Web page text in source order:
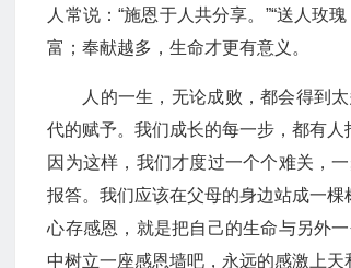
人常说：“施恩于人共分享。”“送人玫
富；奉献越多，生命才更有意义。
人的一生，无论成败，都会得到
代的赋予。我们成长的每一步，都有人
因为这样，我们才度过一个个难关，
报答。我们应该在父母的身边站成一棵
心存感恩，就是把自己的生命与另外
中树立一座感恩墙吧，永远的感激上天